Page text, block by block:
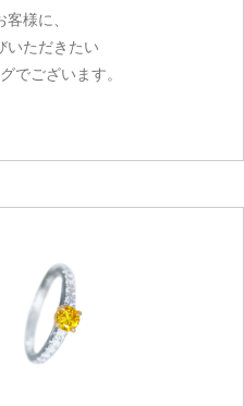
様に、
いただきたい
でございます。